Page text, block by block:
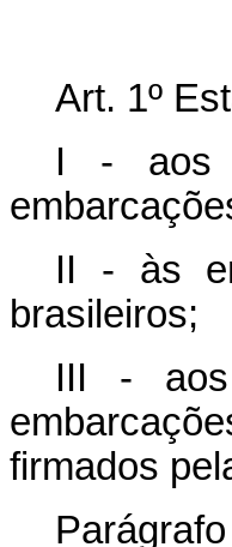
Art. 1º
I - aos
II - às
brasileiros;
III - aos
firmados